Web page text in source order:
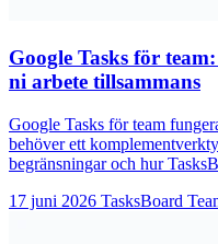
Google Tasks för
ni arbete tillsammans
Google Tasks för team
behöver ett
begränsningar och hur
17 juni 2026 TasksBoard